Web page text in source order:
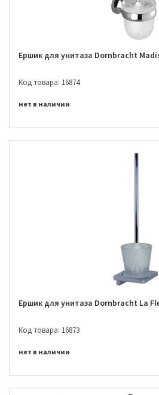
Ершик для унитаза Dornbracht
Код товара: 16874
нет в наличии
Ершик для унитаза Dornbracht La
Код товара: 16873
нет в наличии